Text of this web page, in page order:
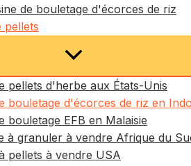
de bouletage d'écorces de riz
pellets
pellets d'herbe aux États-Unis
bouletage d'écorces de riz en
bouletage EFB en Malaisie
à granuler à vendre Afrique du
pellets à vendre USA